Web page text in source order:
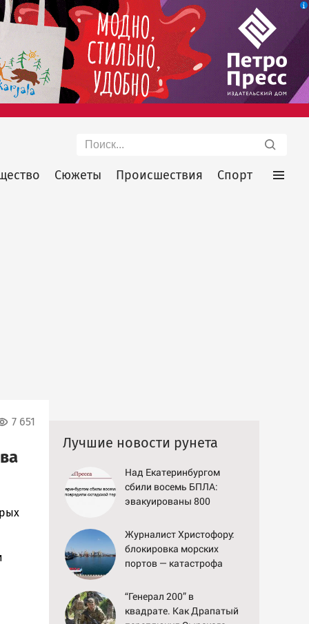
Поиск
Сюжеты Происшествия Спорт
7 651
Лучшие новости рунета
Над Екатеринбургом
сбили восемь БПЛА:
эвакуированы 800
Журналист Христофору:
блокировка морских
портов — катастрофа
“Генерал 200” в
квадрате. Как Драпатый